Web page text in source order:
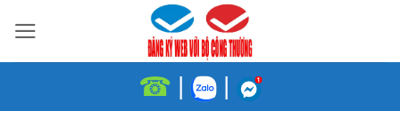
qua
nội
☎ | |